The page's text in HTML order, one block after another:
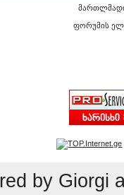
ფორუმის
by Giorgi